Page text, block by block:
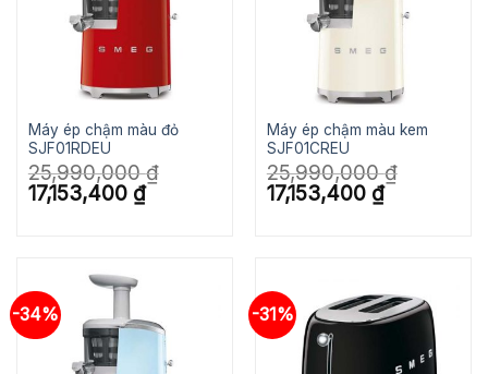
Máy ép chậm màu đỏ
SJF01RDEU
25,990,000₫
Giá
gốc
17,153,400 ₫Giá
hiện
Máy ép chậm màu kem
SJF01CREU
25,990,000₫
Giá
gốc
17,153,400 ₫Giá
hiện
-34% -31%